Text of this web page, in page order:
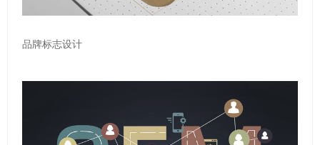
品牌标志设计